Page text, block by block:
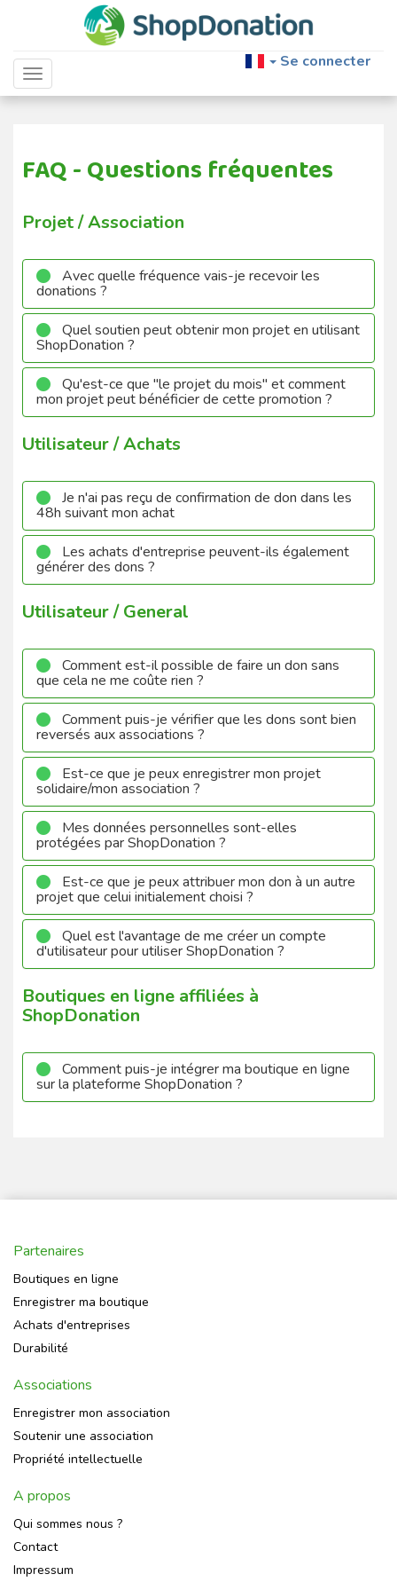
Toggle navigation
Se connecter
FAQ - Questions fréquentes
Projet / Association
Avec quelle fréquence vais-je recevoir les
donations ?
Quel soutien peut obtenir mon projet en utilisant
ShopDonation ?
Qu'est-ce que ''le projet du mois'' et comment
mon projet peut bénéficier de cette promotion ?
Utilisateur / Achats
Je n'ai pas reçu de confirmation de don dans les
48h suivant mon achat
Les achats d'entreprise peuvent-ils également
générer des dons ?
Utilisateur / General
Comment est-il possible de faire un don sans
que cela ne me coûte rien ?
Comment puis-je vérifier que les dons sont bien
reversés aux associations ?
Est-ce que je peux enregistrer mon projet
solidaire/mon association ?​​​​​
Mes données personnelles sont-elles
protégées par ShopDonation ?
Est-ce que je peux attribuer mon don à un autre
projet que celui initialement choisi ?
Quel est l'avantage de me créer un compte
d'utilisateur pour utiliser ShopDonation ?
Boutiques en ligne affiliées à
ShopDonation
Comment puis-je intégrer ma boutique en ligne
sur la plateforme ShopDonation ?
Partenaires
Boutiques en ligne
Enregistrer ma boutique
Achats d'entreprises
Durabilité
Associations
Enregistrer mon association
Soutenir une association
Propriété intellectuelle
A propos
Qui sommes nous ?
Contact
Impressum